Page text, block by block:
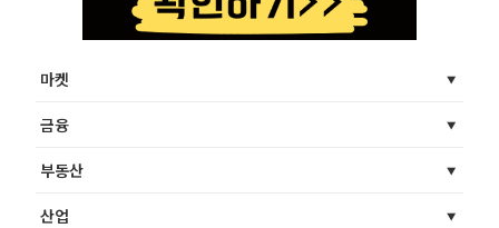
마켓
금융
부동산
산업